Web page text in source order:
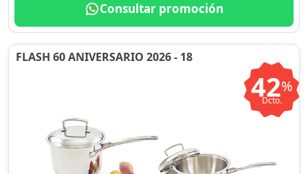
Consultar promoción
FLASH 60 ANIVERSARIO 2026 - 18
42%
Dcto.